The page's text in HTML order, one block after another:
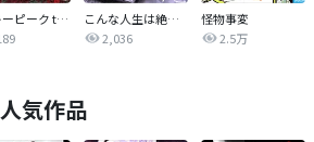
モンキーピーク the Rock
こんな人生は絶対嫌だ
2,036
怪物事変
2.5万
気作品